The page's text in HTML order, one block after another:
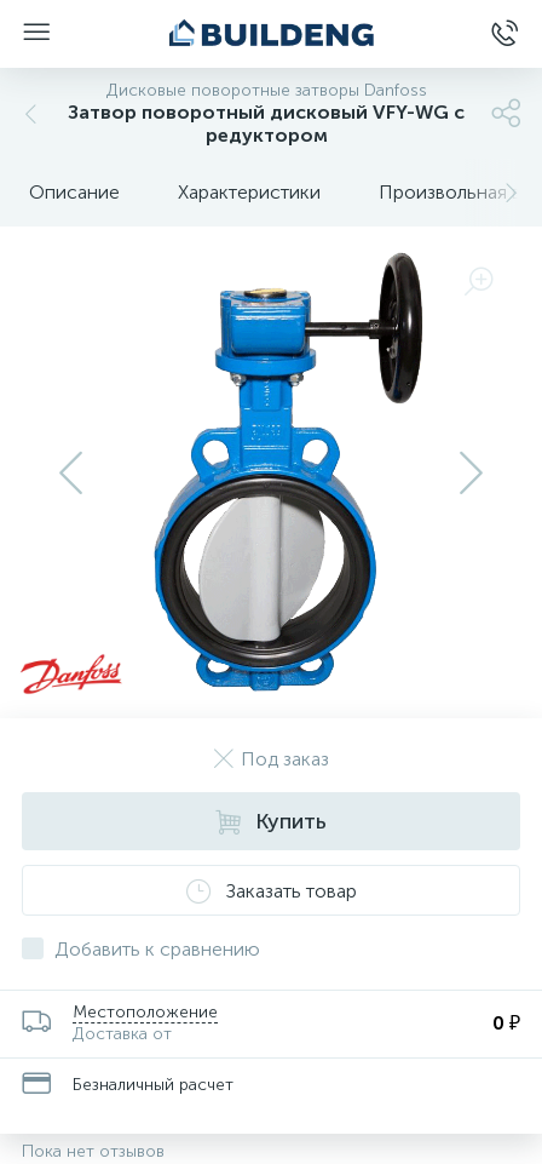
Дисковые поворотные затворы Danfoss
Затвор поворотный дисковый VFY-WG с
редуктором
Описание Характеристики Произвольная
Под заказ
Купить
Заказать товар
Добавить к сравнению
Местоположение
Доставка от
0 ₽
Безналичный расчет
Пока нет отзывов